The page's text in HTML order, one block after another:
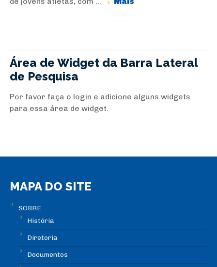
Área de Widget da Barra Lateral
de Pesquisa
Por favor faça o login e adicione alguns widgets
para essa área de widget.
MAPA DO SITE
SOBRE
História
Diretoria
Documentos